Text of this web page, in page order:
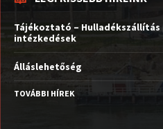
Tájékoztató –
intézkedések
Álláslehetőség
TOVÁBBI HÍREK